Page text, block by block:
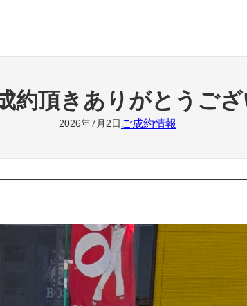
約頂きありがとうござ
2026年7月2日 ご成約情報